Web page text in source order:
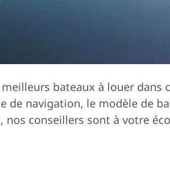
bateaux à louer dans
de navigation, le modèle de
nos conseillers sont à votre